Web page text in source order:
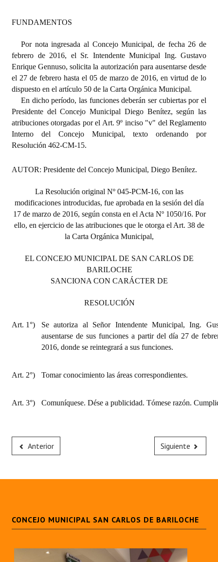
Organigrama
DOCUMENTOS
Informes de Gestión
Proyectos Presentados
Dictámenes Asesoría Letrada
Actas de Sesión
Informes de Unidad Coordinadora
Ejecución Presupuestaria
Actas de Audiencias Públicas
NORMATIVA
Comunicaciones
Declaraciones
Antiguos Pobladores
Registros y Distinciones
Datos Históricos
Audiencias Públicas - Registro
Mujeres que Dejaron Huellas - Registro
Periodistas Decanos - Registro
Banca del Vecino - Registro
Antiguos Pobladores - Registro
FUNDAMENTOS
Por nota ingresada al Concejo Municipal, de fecha 26 de
febrero de 2016, el Sr. Intendente Municipal Ing. Gustavo
Enrique Gennuso, solicita la autorización para ausentarse desde
el 27 de febrero hasta el 05 de marzo de 2016, en virtud de lo
dispuesto en el artículo 50 de la Carta Orgánica Municipal.
En dicho período, las funciones deberán ser cubiertas por el
Presidente del Concejo Municipal Diego Benítez, según las
atribuciones otorgadas por el Art. 9º inciso "v" del Reglamento
Interno del Concejo Municipal, texto ordenando por
Resolución 462-CM-15.
AUTOR: Presidente del Concejo Municipal, Diego Benítez.
La Resolución original Nº 045-PCM-16, con las
modificaciones introducidas, fue aprobada en la sesión del día
17 de marzo de 2016, según consta en el Acta Nº 1050/16. Por
ello, en ejercicio de las atribuciones que le otorga el Art. 38 de
la Carta Orgánica Municipal,
EL CONCEJO MUNICIPAL DE SAN CARLOS DE
BARILOCHE
SANCIONA CON CARÁCTER DE
RESOLUCIÓN
Art. 1°)
Se autoriza al Señor Intendente Municipal, Ing.
ausentarse de sus funciones a partir del día 27 de
2016, donde se reintegrará a sus funciones.
Art. 2°) Tomar conocimiento las áreas correspondientes.
Art. 3°) Comuníquese. Dése a publicidad. Tómese razón.
Anterior Siguiente
CONCEJO MUNICIPAL SAN CARLOS DE BARILOCHE